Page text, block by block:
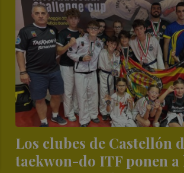
Los clubes de Castellón
taekwon-do ITF ponen a